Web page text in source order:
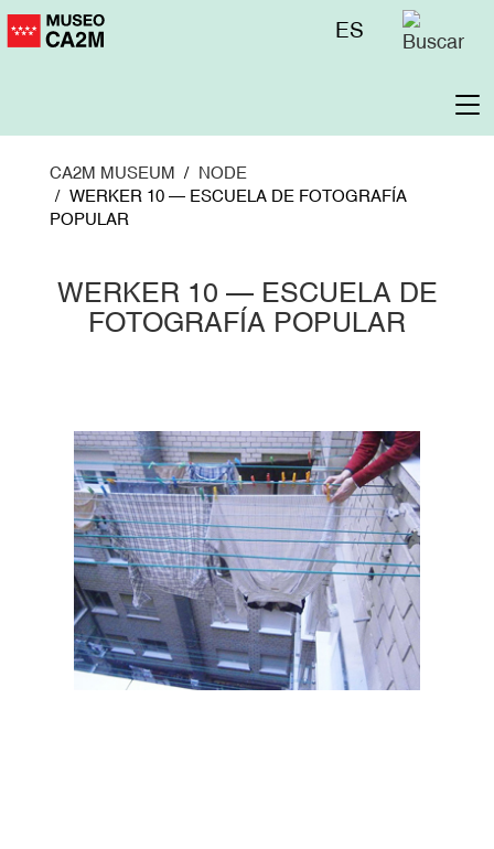
Skip
to
Menú
ES
CA2M MUSEUM
NODE
WERKER 10 — ESCUELA DE FOTOGRAFÍA
POPULAR
WERKER 10 — ESCUELA DE
FOTOGRAFÍA POPULAR